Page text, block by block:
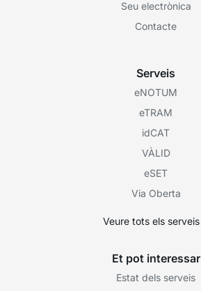
Seu electrònica
Contacte
Serveis
eNOTUM
eTRAM
idCAT
VÀLID
eSET
Via Oberta
Veure tots els serveis
Et pot interessar
Estat dels serveis